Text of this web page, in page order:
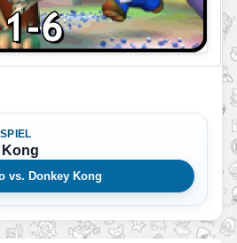
Kong
vs. Donkey Kong